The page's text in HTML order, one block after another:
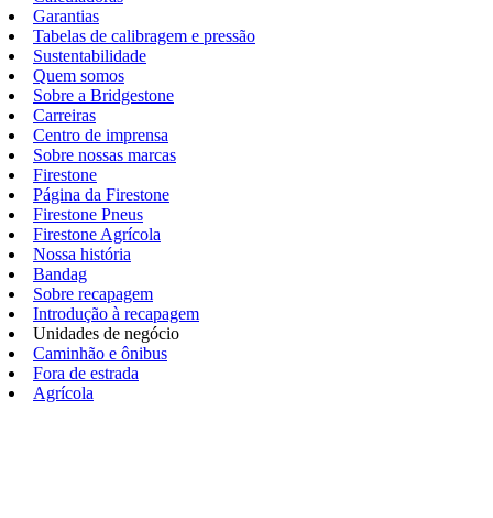
Garantias
Tabelas de calibragem e pressão
Sustentabilidade
Quem somos
Sobre a Bridgestone
Carreiras
Centro de imprensa
Sobre nossas marcas
Firestone
Página da Firestone
Firestone Pneus
Firestone Agrícola
Nossa história
Bandag
Sobre recapagem
Introdução à recapagem
Unidades de negócio
Caminhão e ônibus
Fora de estrada
Agrícola